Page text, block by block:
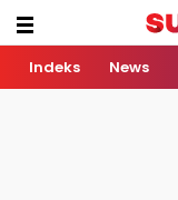
Indeks News